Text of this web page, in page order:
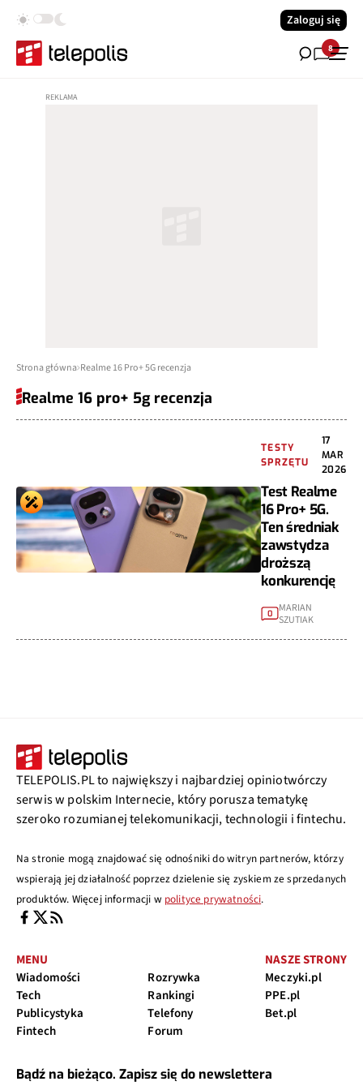
Zaloguj się
8
Strona główna Realme 16 Pro+ 5G recenzja
Realme 16 pro+ 5g recenzja
TESTY
SPRZĘTU
17
MAR
2026
Test Realme
16 Pro+ 5G.
Ten średniak
zawstydza
droższą
konkurencję
0
MARIAN
SZUTIAK
TELEPOLIS.PL to największy i najbardziej opiniotwórczy
serwis w polskim Internecie, który porusza tematykę
szeroko rozumianej telekomunikacji, technologii i fintechu.
Na stronie mogą znajdować się odnośniki do witryn partnerów, którzy
wspierają jej działalność poprzez dzielenie się zyskiem ze sprzedanych
produktów. Więcej informacji w polityce prywatności.
MENU
Wiadomości
Tech
Publicystyka
Fintech
Rozrywka
Rankingi
Telefony
Forum
NASZE STRONY
Meczyki.pl
PPE.pl
Bet.pl
Bądź na bieżąco. Zapisz się do newslettera